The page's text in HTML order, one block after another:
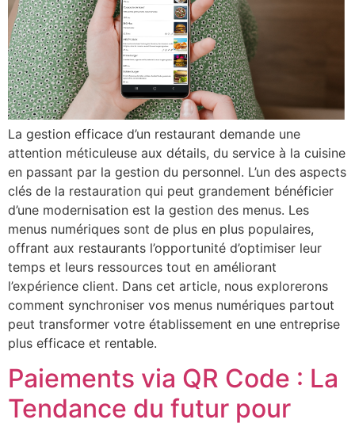
La gestion efficace d’un restaurant demande une
attention méticuleuse aux détails, du service à la cuisine
en passant par la gestion du personnel. L’un des aspects
clés de la restauration qui peut grandement bénéficier
d’une modernisation est la gestion des menus. Les
menus numériques sont de plus en plus populaires,
offrant aux restaurants l’opportunité d’optimiser leur
temps et leurs ressources tout en améliorant
l’expérience client. Dans cet article, nous explorerons
comment synchroniser vos menus numériques partout
peut transformer votre établissement en une entreprise
plus efficace et rentable.
Paiements via QR Code : La
Tendance du futur pour